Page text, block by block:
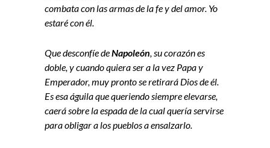
combata con las armas de la fe y del amor. Yo
estaré con él.
Que desconfíe deNapoleón , su corazón es
doble, y cuando quiera ser a la vez Papa y
Emperador, muy pronto se retirará Dios de él.
Es esa águila que queriendo siempre elevarse,
caerá sobre la espada de la cual quería servirse
para obligar a los pueblos a ensalzarlo.